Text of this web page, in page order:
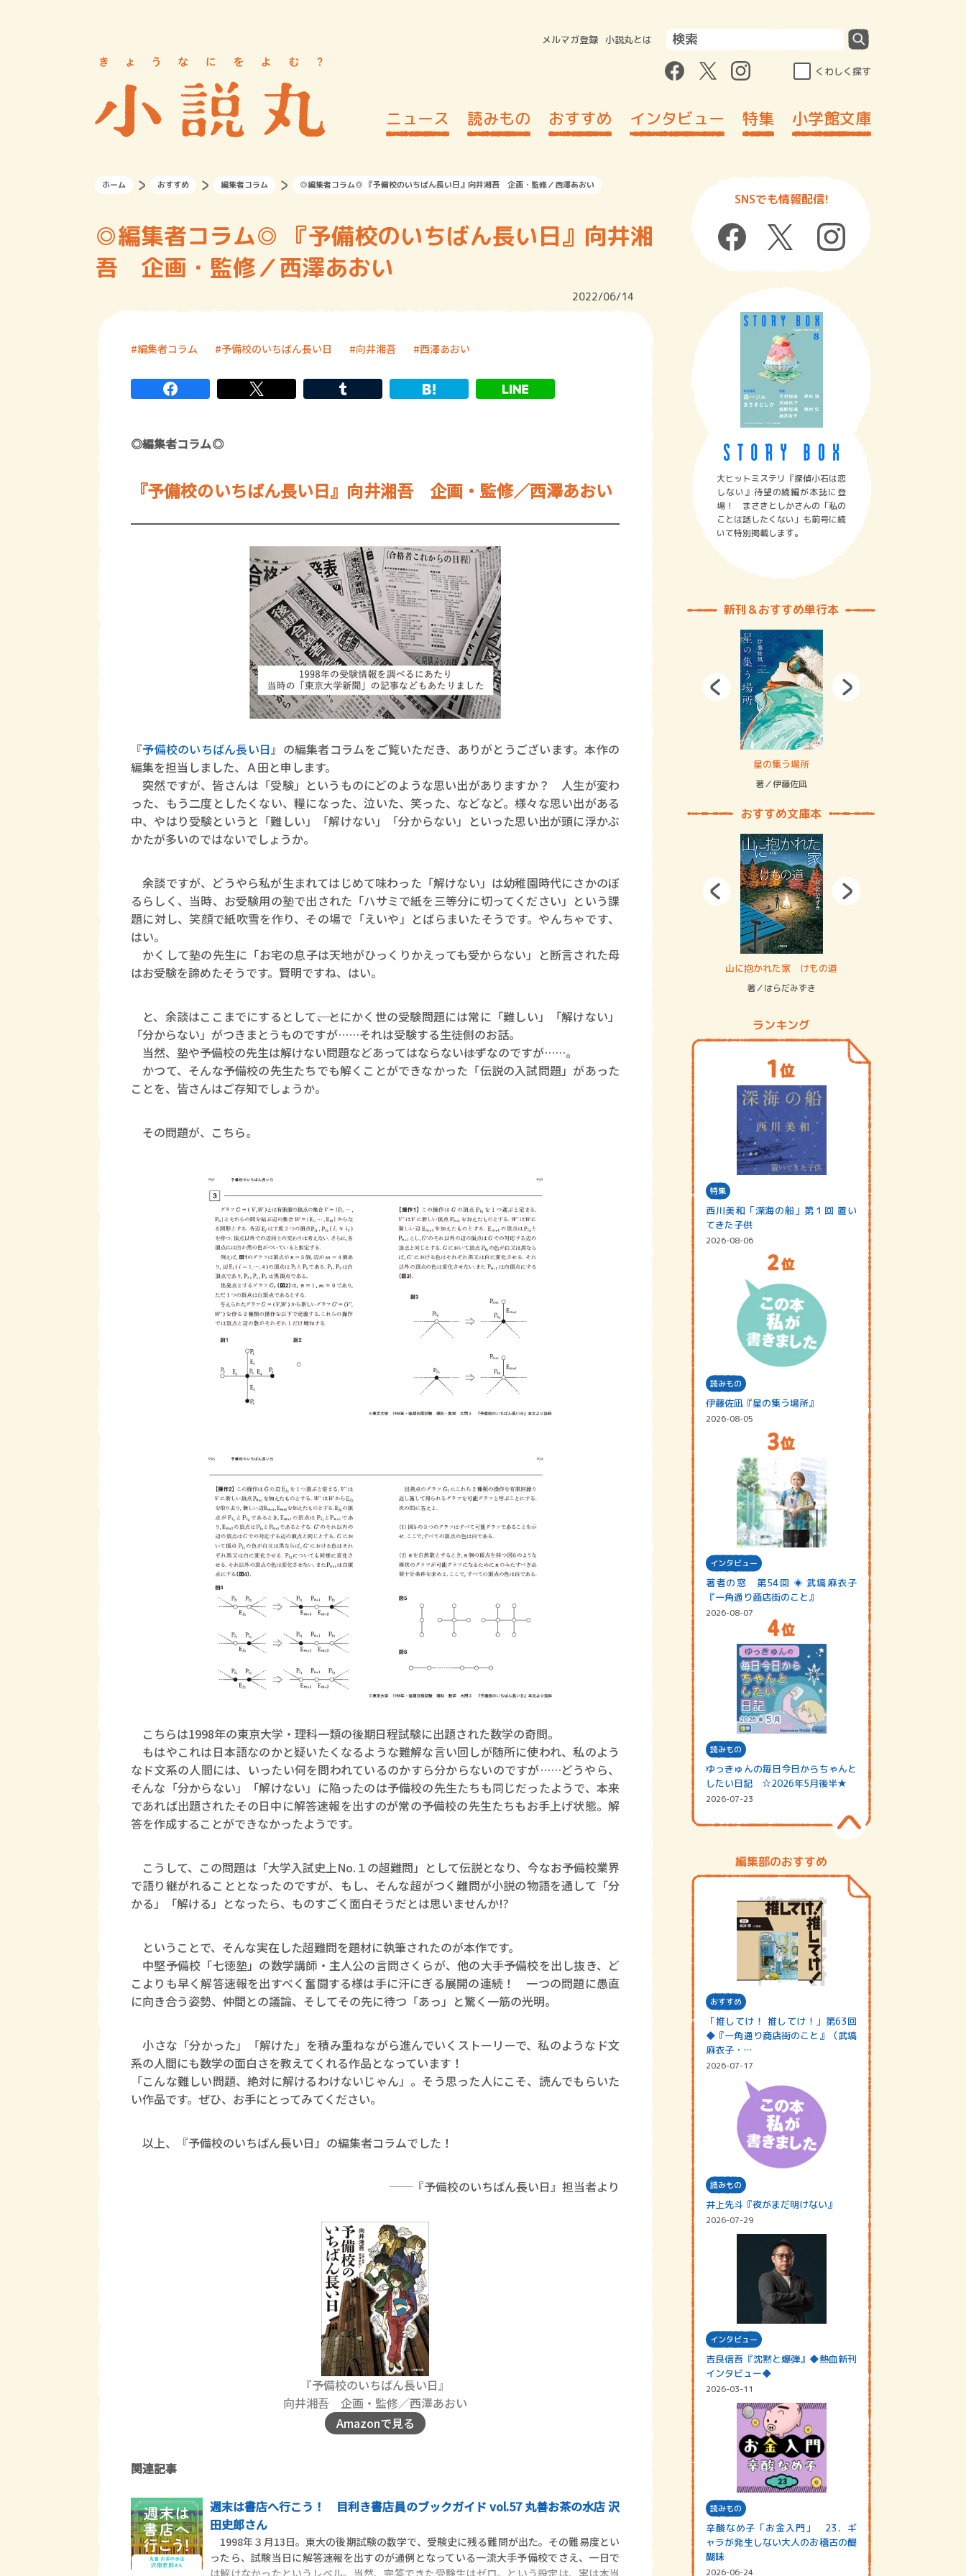
メルマガ登録 小説丸とは
くわしく探す
ニュース 読みもの おすすめ インタビュー 特集 小学館文庫
ホーム おすすめ 編集者コラム ◎編集者コラム◎ 『予備校のいちばん長い日』向井湘吾 企画・監修／西澤あおい
◎編集者コラム◎ 『予備校のいちばん長い日』向井湘
吾 企画・監修／西澤あおい
2022/06/14
編集者コラム 予備校のいちばん長い日 向井湘吾 西澤あおい
◎編集者コラム◎
『予備校のいちばん長い日』向井湘吾 企画・監修／西澤あおい
『予備校のいちばん長い日』の編集者コラムをご覧いただき、ありがとうございます。本作の
編集を担当しました、Ａ田と申します。
突然ですが、皆さんは「受験」というものにどのような思い出がありますか？ 人生が変わ
った、もう二度としたくない、糧になった、泣いた、笑った、などなど。様々な思い出がある
中、やはり受験というと「難しい」「解けない」「分からない」といった思い出が頭に浮かぶ
かたが多いのではないでしょうか。
余談ですが、どうやら私が生まれてはじめて味わった「解けない」は幼稚園時代にさかのぼ
るらしく、当時、お受験用の塾で出された「ハサミで紙を三等分に切ってください」という課
題に対し、笑顔で紙吹雪を作り、その場で「えいや」とばらまいたそうです。やんちゃです、
はい。
かくして塾の先生に「お宅の息子は天地がひっくりかえっても受からない」と断言された母
はお受験を諦めたそうです。賢明ですね、はい。
と、余談はここまでにするとして――、とにかく世の受験問題には常に「難しい」「解けない」
「分からない」がつきまとうものですが……それは受験する生徒側のお話。
当然、塾や予備校の先生は解けない問題などあってはならない――はずなのですが……。
かつて、そんな予備校の先生たちでも解くことができなかった「伝説の入試問題」があった
ことを、皆さんはご存知でしょうか。
その問題が、こちら。
こちらは1998年の東京大学・理科一類の後期日程試験に出題された数学の奇問。
もはやこれは日本語なのかと疑いたくなるような難解な言い回しが随所に使われ、私のよう
なド文系の人間には、いったい何を問われているのかすら分からないのですが……どうやら、
そんな「分からない」「解けない」に陥ったのは予備校の先生たちも同じだったようで、本来
であれば出題されたその日中に解答速報を出すのが常の予備校の先生たちもお手上げ状態。解
答を作成することができなかったようです。
こうして、この問題は「大学入試史上No.１の超難問」として伝説となり、今なお予備校業界
で語り継がれることとなったのですが、もし、そんな超がつく難問が小説の物語を通して「分
かる」「解ける」となったら、ものすごく面白そうだとは思いませんか!?
ということで、そんな実在した超難問を題材に執筆されたのが本作です。
中堅予備校「七徳塾」の数学講師・主人公の言問さくらが、他の大手予備校を出し抜き、ど
こよりも早く解答速報を出すべく奮闘する様は手に汗にぎる展開の連続！ 一つの問題に愚直
に向き合う姿勢、仲間との議論、そしてその先に待つ「あっ」と驚く一筋の光明。
小さな「分かった」「解けた」を積み重ねながら進んでいくストーリーで、私のようなド文
系の人間にも数学の面白さを教えてくれる作品となっています！
「こんな難しい問題、絶対に解けるわけないじゃん」。そう思った人にこそ、読んでもらいた
い作品です。ぜひ、お手にとってみてください。
以上、『予備校のいちばん長い日』の編集者コラムでした！
──『予備校のいちばん長い日』担当者より
『予備校のいちばん長い日』
向井湘吾 企画・監修／西澤あおい
Amazonで見る
関連記事
週末は書店へ行こう！ 目利き書店員のブックガイド vol.57 丸善お茶の水店 沢
田史郎さん
1998年３月13日。東大の後期試験の数学で、受験史に残る難問が出た。その難易度とい
ったら、試験当日に解答速報を出すのが通例となっている一流大手予備校でさえ、一日で
は解けなかったというレベル。当然、完答できた受験生はゼロ。という設定は、実は本当
SNSでも情報配信!
大ヒットミステリ『探偵小石は恋
しない』待望の続編が本誌に登
場！ まさきとしかさんの「私の
ことは話したくない」も前号に続
いて特別掲載します。
新刊＆おすすめ単行本
賞金稼ぎスリーサム！ 二重拘束の…
著／川瀬七緒
星の集う場所
著／伊藤佐凪
おすすめ文庫本
ロボット・イン・ザ・システム 山に抱かれた家 けもの道
著／はらだみずき
ランキング
特集
西川美和「深海の船」第１回 置い
てきた子供
2026-08-06
読みもの
伊藤佐凪『星の集う場所』
2026-08-05
インタビュー
著者の窓 第54回 ◈ 武塙麻衣子
『一角通り商店街のこと』
2026-08-07
読みもの
ゆっきゅんの毎日今日からちゃんと
したい日記 ☆2026年5月後半★
2026-07-23
編集部のおすすめ
おすすめ
「推してけ！ 推してけ！」第63回
◆『一角通り商店街のこと』（武塙
麻衣子・…
2026-07-17
読みもの
井上先斗『夜がまだ明けない』
2026-07-29
インタビュー
吉良信吾『沈黙と爆弾』◆熱血新刊
インタビュー◆
2026-03-11
読みもの
辛酸なめ子「お金入門」 23．ギ
ャラが発生しない大人のお稽古の醍
醐味
2026-06-24